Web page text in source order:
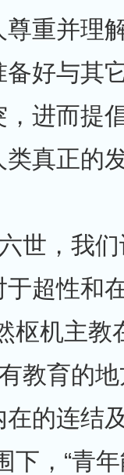
重并理
好与其
进而提
真正的
世，我
超性和
枢机主教
教育的
的连结
下，“青